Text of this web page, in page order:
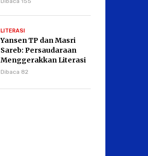
LITERASI
Yansen TP dan Masri
Sareb: Persaudaraan
Menggerakkan Literasi
Borneo
Dibaca 82